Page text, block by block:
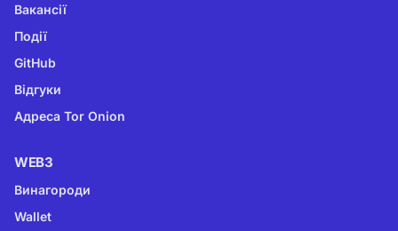
Вакансії
Події
GitHub
Відгуки
Адреса Tor Onion
WEB3
Винагороди
Wallet